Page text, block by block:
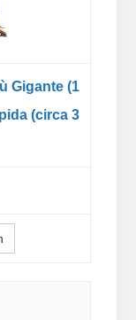
Gigante (1
(circa 3